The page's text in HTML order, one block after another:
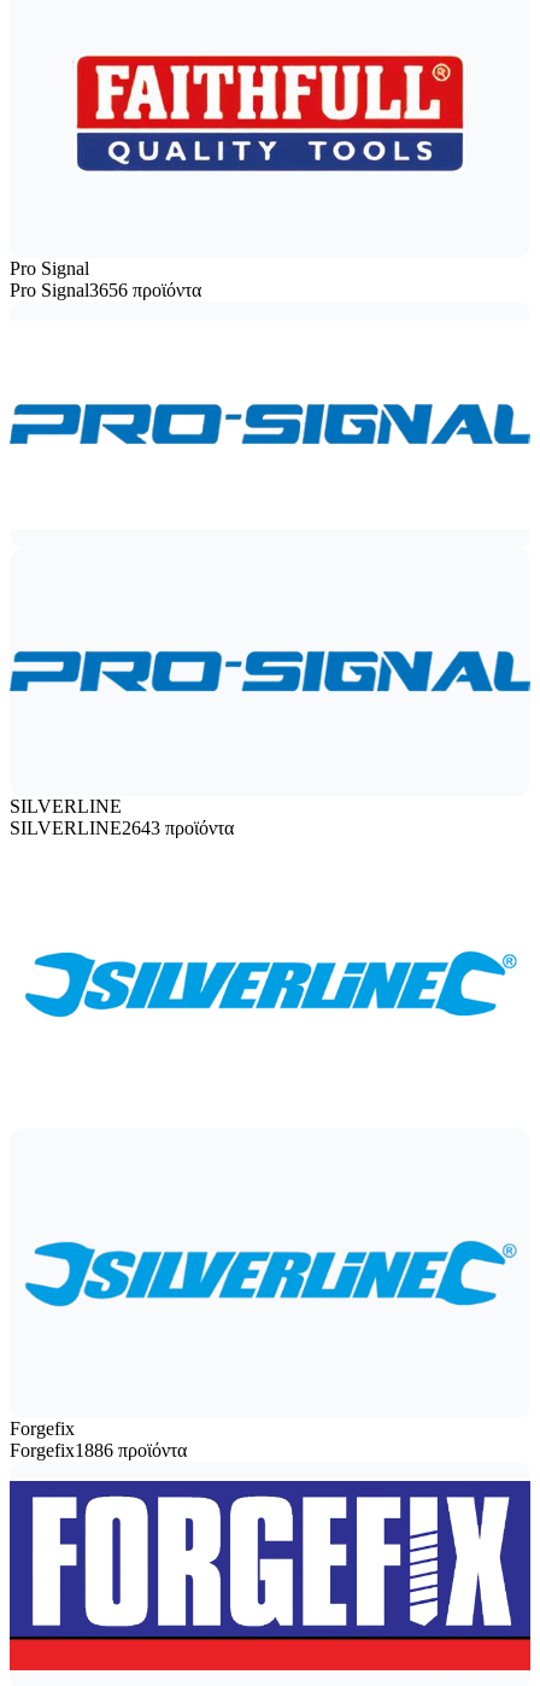
Pro Signal
Pro Signal3656 προϊόντα
SILVERLINE
SILVERLINE2643 προϊόντα
Forgefix
Forgefix1886 προϊόντα